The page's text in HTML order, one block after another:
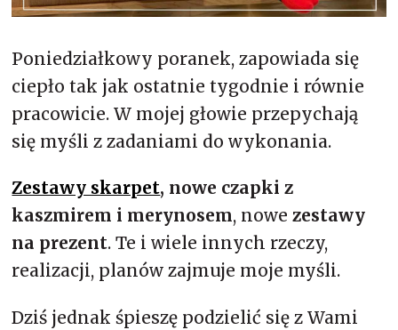
Poniedziałkowy poranek, zapowiada się
ciepło tak jak ostatnie tygodnie i równie
pracowicie. W mojej głowie przepychają
się myśli z zadaniami do wykonania.
Zestawy skarpet, nowe czapki z
kaszmirem i merynosem, nowe zestawy
na prezent. Te i wiele innych rzeczy,
realizacji, planów zajmuje moje myśli.
Dziś jednak śpieszę podzielić się z Wami
Bawełna egipska maco
Bawełna merceryzowana